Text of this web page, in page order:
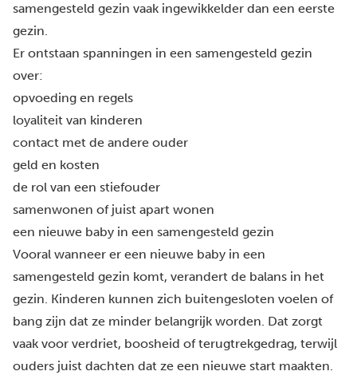
samengesteld gezin vaak ingewikkelder dan een eerste
gezin.
Er ontstaan spanningen in een samengesteld gezin
over:
opvoeding en regels
loyaliteit van kinderen
contact met de andere ouder
geld en kosten
de rol van een stiefouder
samenwonen of juist apart wonen
een nieuwe baby in een samengesteld gezin
Vooral wanneer er een nieuwe baby in een
samengesteld gezin komt, verandert de balans in het
gezin. Kinderen kunnen zich buitengesloten voelen of
bang zijn dat ze minder belangrijk worden. Dat zorgt
vaak voor verdriet, boosheid of terugtrekgedrag, terwijl
ouders juist dachten dat ze een nieuwe start maakten.